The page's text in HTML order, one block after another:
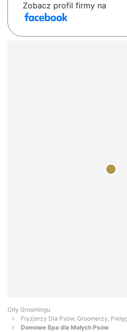
Zobacz profil firmy na
Orły Groomingu
Fryzjerzy Dla Psów, Groomerzy,
Domowe Spa dla Małych Psów